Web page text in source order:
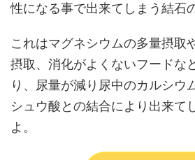
性になる事で出来てしまう結石
これはマグネシウムの多量摂取
摂取、消化がよくないフードな
り、尿量が減り尿中のカルシウ
シュウ酸との結合により出来て
よ。